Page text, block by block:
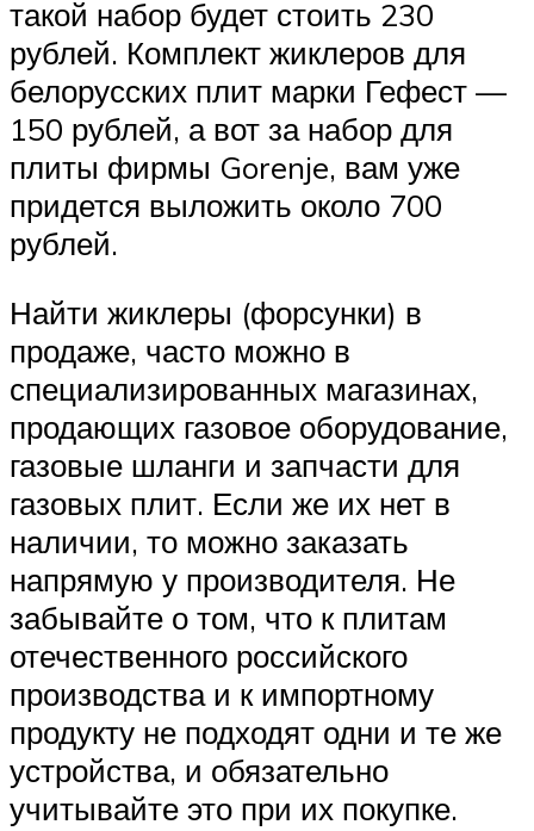
такой набор будет стоить 230
рублей. Комплект жиклеров для
белорусских плит марки Гефест —
150 рублей, а вот за набор для
плиты фирмы Gorenje, вам уже
придется выложить около 700
рублей.
Найти жиклеры (форсунки) в
продаже, часто можно в
специализированных магазинах,
продающих газовое оборудование,
газовые шланги и запчасти для
газовых плит. Если же их нет в
наличии, то можно заказать
напрямую у производителя. Не
забывайте о том, что к плитам
отечественного российского
производства и к импортному
продукту не подходят одни и те же
устройства, и обязательно
учитывайте это при их покупке.